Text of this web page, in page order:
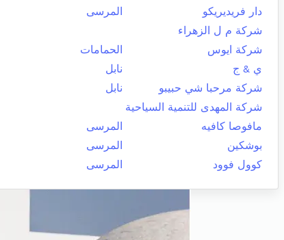
دار فريديريكو
المرسى
شركة م ل الزهراء
شركة ايوس
الحمامات
ي & ج
نابل
شركة مرحبا شي حبيبو
نابل
شركة المهدى للتنمية السياحية
مافوصا كافيه
المرسى
بوشكين
المرسى
كوول فوود
المرسى